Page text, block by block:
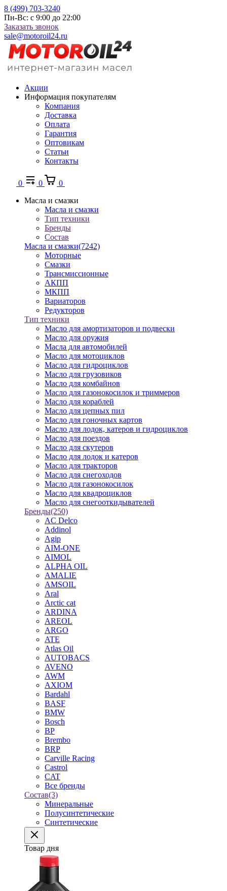
8 (499) 703-3240
Пн-Вс: с 9:00 до 22:00
Заказать звонок
sale@motoroil24.ru
Акции
Информация покупателям
Компания
Доставка
Оплата
Гарантия
Оптовикам
Статьи
Контакты
0 0
0
Масла и смазки
Масла и смазки
Тип техники
Бренды
Состав
Масла и смазки(7242)
Моторные
Смазки
Трансмиссионные
АКПП
МКПП
Вариаторов
Редукторов
Тип техники
Масло для амортизаторов и подвески
Масло для оружия
Масла для автомобилей
Масло для мотоциклов
Масло для гидроциклов
Масло для грузовиков
Масло для комбайнов
Масло для газонокосилок и триммеров
Масло для кораблей
Масло для цепных пил
Масло для гоночных картов
Масло для лодок, катеров и гидроциклов
Масло для поездов
Масло для скутеров
Масло для лодок и катеров
Масло для тракторов
Масло для снегоходов
Масло для газонокосилок
Масло для квадроциклов
Масло для снегооткидывателей
Бренды(250)
AC Delco
Addinol
Agip
AIM-ONE
AIMOL
ALPHA OIL
AMALIE
AMSOIL
Aral
Arctic cat
ARDINA
AREOL
ARGO
ATE
Atlas Oil
AUTOBACS
AVENO
AWM
AXIOM
Bardahl
BASF
BMW
Bosch
BP
Brembo
BRP
Carville Racing
Castrol
CAT
Все бренды
Состав(3)
Минеральные
Полусинтетические
Синтетические
Товар дня